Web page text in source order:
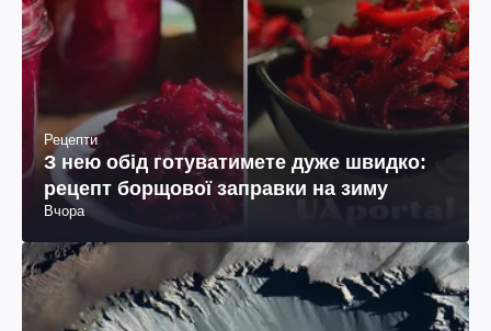
Рецепти
З нею обід готуватимете дуже швидко:
рецепт борщової заправки на зиму
Вчора